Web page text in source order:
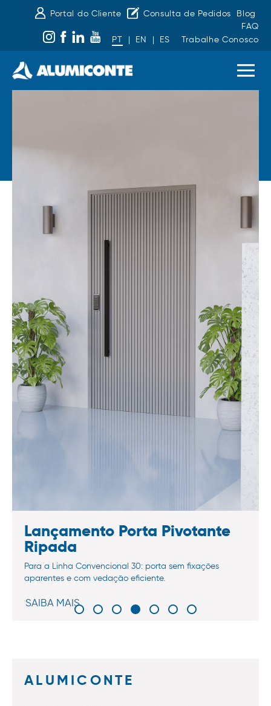
Portal do Cliente Consulta de Pedidos
Blog
FAQ
PT
| EN | ES Trabalhe Conosco
Lançamento Porta Pivotante
Ripada
Para a Linha Convencional 30: porta sem fixações
aparentes e com vedação eficiente.
SAIBA MAIS
ALUMICONTE